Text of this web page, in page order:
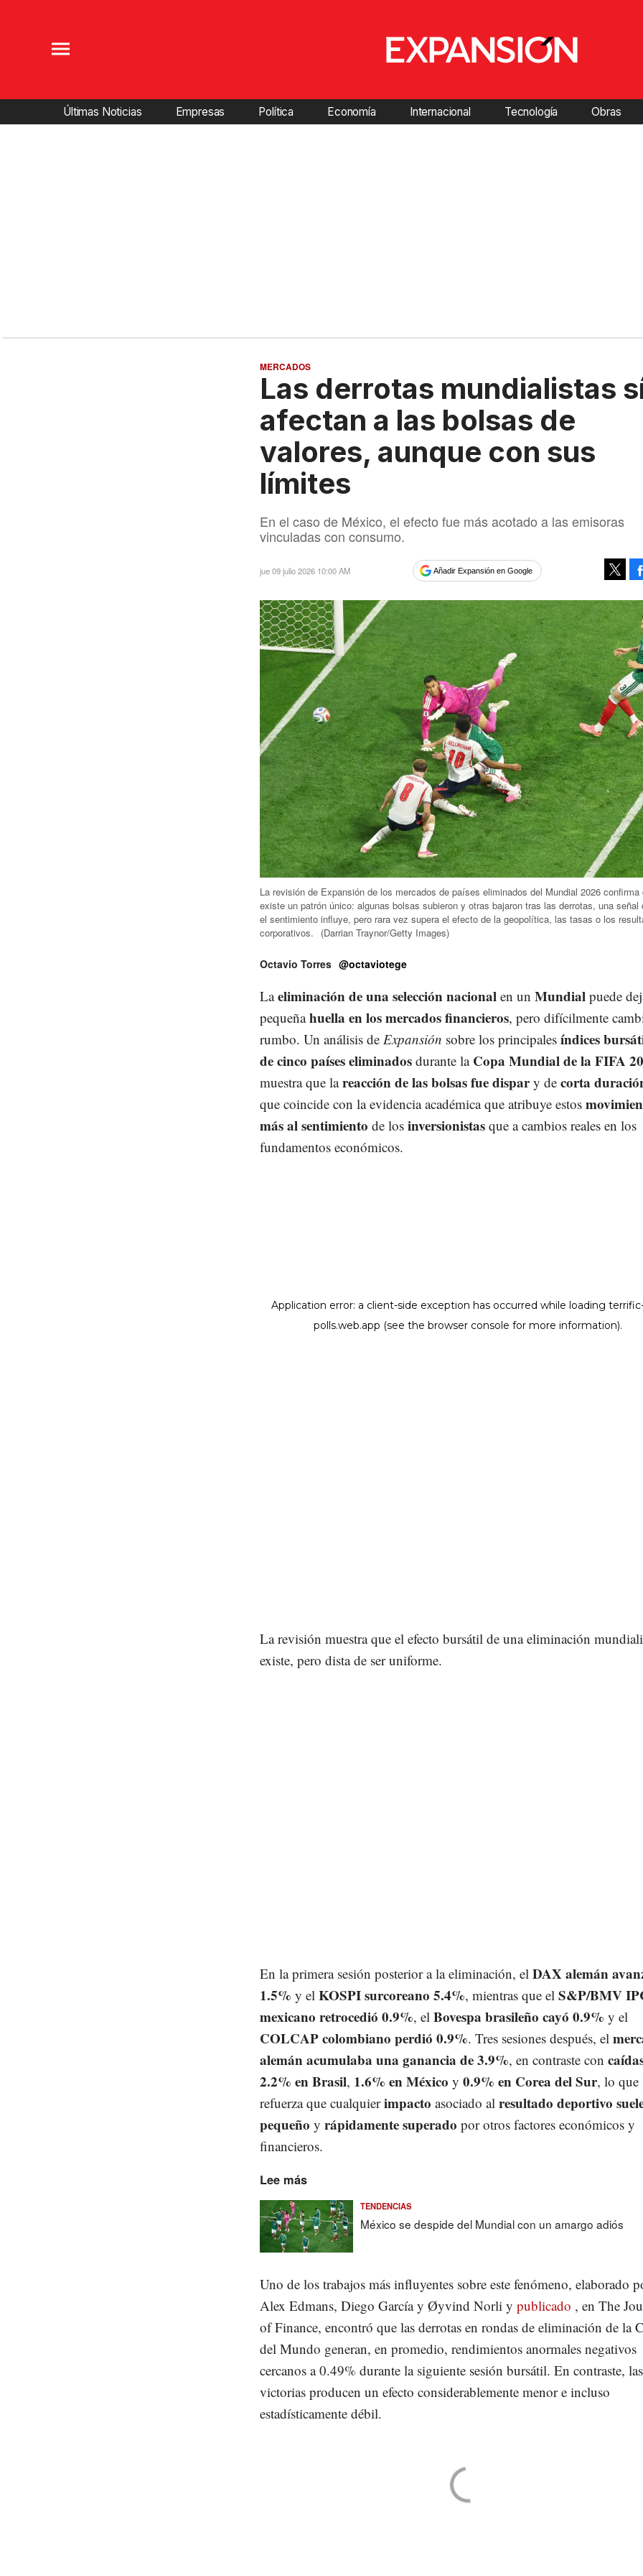
Últimas Noticias Empresas Política Economía Internacional Tecnología Obras
MERCADOS
Las derrotas mundialistas
afectan a las bolsas de
valores, aunque con sus
límites
En el caso de México, el efecto fue más acotado a las emisoras
vinculadas con consumo.
jue 09 julio 2026 10:00 AM Añadir Expansión en Google
La revisión de Expansión de los mercados de países eliminados del Mundial 2026 confirma
existe un patrón único: algunas bolsas subieron y otras bajaron tras las derrotas, una señal
el sentimiento influye, pero rara vez supera el efecto de la geopolítica, las tasas o los
corporativos.
(Darrian Traynor/Getty Images)
Octavio Torres @octaviotege
Laeliminación de una selección nacional en un Mundial puede
pequeñahuella en los mercados financieros, pero difícilmente
rumbo. Un análisis de Expansión sobre los principales índices
de cinco países eliminados durante la Copa Mundial de la FIFA
muestra que lareacción de las bolsas fue dispary de corta
que coincide con la evidencia académica que atribuye estos
más al sentimiento de los inversionistas que a cambios reales en los
fundamentos económicos.
La revisión muestra que el efecto bursátil de una eliminación
existe, pero dista de ser uniforme.
En la primera sesión posterior a la eliminación, el DAX alemán
1.5% y el KOSPI surcoreano 5.4%, mientras que el S&P/BMV
mexicano retrocedió 0.9%, el Bovespa brasileño cayó 0.9% y el
COLCAP colombiano perdió 0.9%. Tres sesiones después, el
alemán acumulaba una ganancia de 3.9%, en contraste con
2.2% en Brasil, 1.6% en México y 0.9% en Corea del Sur, lo que
refuerza que cualquierimpacto asociado al resultado deportivo
pequeño y rápidamente superado por otros factores económicos y
financieros.
Lee más
TENDENCIAS
México se despide del Mundial con un amargo adiós
Uno de los trabajos más influyentes sobre este fenómeno, elaborado
Alex Edmans, Diego García y Øyvind Norli y publicado , en The
of Finance, encontró que las derrotas en rondas de eliminación de la
del Mundo generan, en promedio, rendimientos anormales negativos
cercanos a 0.49% durante la siguiente sesión bursátil. En contraste, las
victorias producen un efecto considerablemente menor e incluso
estadísticamente débil.